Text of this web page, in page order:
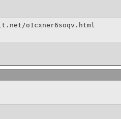
o1cxner6soqv.html